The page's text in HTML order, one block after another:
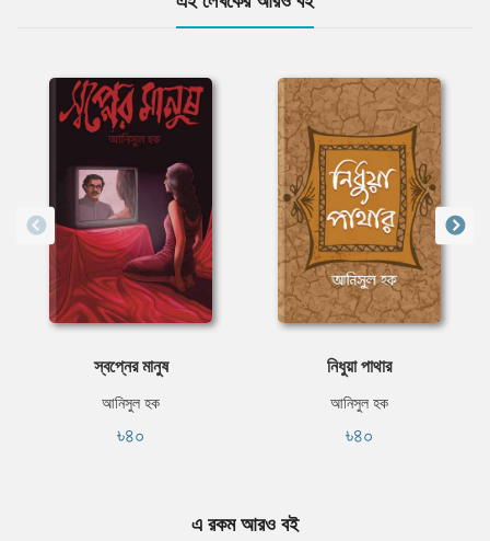
স্বপ্নের মানুষ
আনিসুল হক
৳৪০
নিধুয়া পাথার
আনিসুল হক
৳৪০
এ রকম আরও বই